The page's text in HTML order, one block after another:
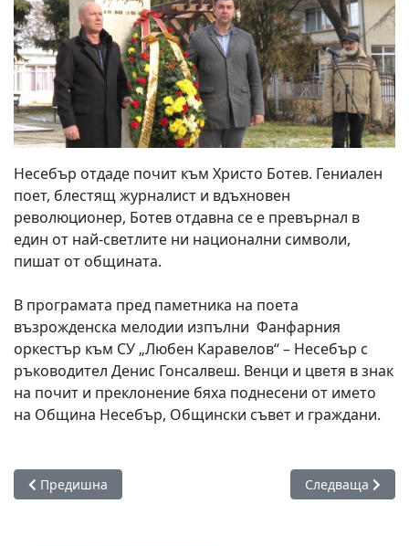
Несебър отдаде почит към Христо Ботев. Гениален
поет, блестящ журналист и вдъхновен
революционер, Ботев отдавна се е превърнал в
един от най-светлите ни национални символи,
пишат от общината.
В програмата пред паметника на поета
възрожденска мелодии изпълни Фанфарния
оркестър към СУ „Любен Каравелов“ – Несебър с
ръководител Денис Гонсалвеш. Венци и цветя в знак
на почит и преклонение бяха поднесени от името
на Община Несебър, Общински съвет и граждани.
Предишна статия: Общински съветници от ГЕРБ и МОРЕ
Предишна Следваща
Следваща